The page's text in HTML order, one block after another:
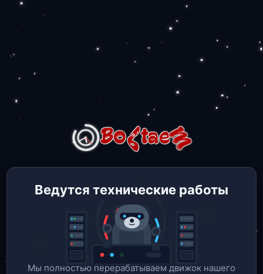
Ведутся технические работы
Мы полностью перерабатываем движок нашего